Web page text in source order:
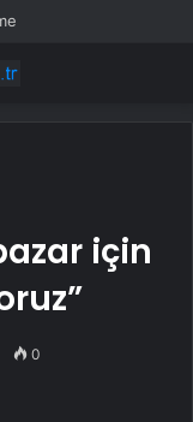
için
0